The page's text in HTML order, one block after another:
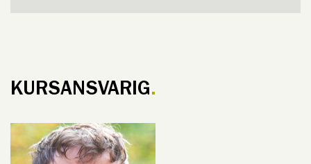
KURSANSVARIG